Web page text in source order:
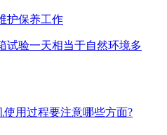
护保养工作
试验一天相当于自然环境多